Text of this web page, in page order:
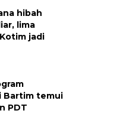
hibah
lima
jadi
Bartim temui
PDT